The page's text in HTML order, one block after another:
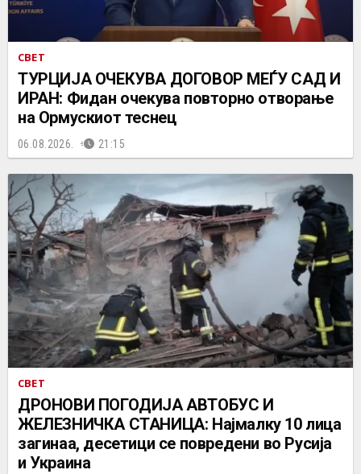
СВЕТ
ТУРЦИЈА ОЧЕКУВА ДОГОВОР МЕЃУ САД И
ИРАН: Фидан очекува повторно отворање
на Ормускиот теснец
06.08.2026. 21:15
СВЕТ
ДРОНОВИ ПОГОДИЈА АВТОБУС И
ЖЕЛЕЗНИЧКА СТАНИЦА: Најмалку 10 лица
загинаа, десетици се повредени во Русија
и Украина